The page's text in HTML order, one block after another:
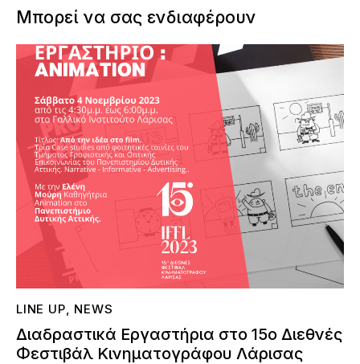
Μπορεί να σας ενδιαφέρουν
LINE UP, NEWS
Διαδραστικά Εργαστήρια στο 15ο Διεθνές
Φεστιβάλ Κινηματογράφου Λάρισας